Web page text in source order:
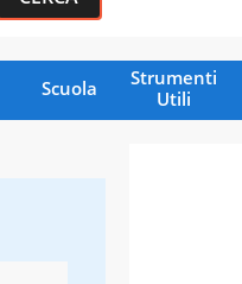
Scuola
Strumenti
Utili